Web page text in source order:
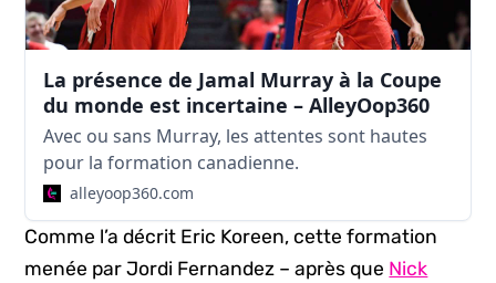
La présence de Jamal Murray à la Coupe
du monde est incertaine – AlleyOop360
Avec ou sans Murray, les attentes sont hautes
pour la formation canadienne.
alleyoop360.com
Comme l’a décrit Eric Koreen, cette formation
menée par Jordi Fernandez – après que Nick